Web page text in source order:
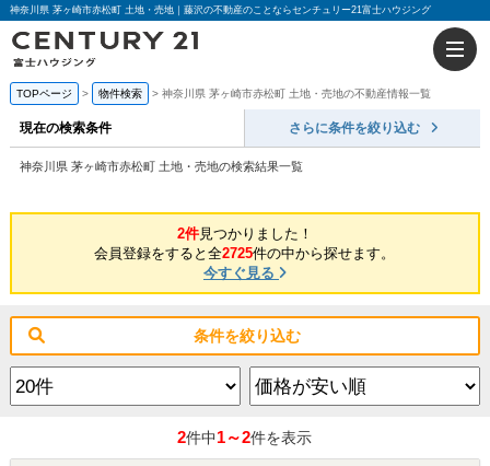
神奈川県 茅ヶ崎市赤松町 土地・売地｜藤沢の不動産のことならセンチュリー21富士ハウジング
TOPページ 物件検索 神奈川県 茅ヶ崎市赤松町 土地・売地の不動産情報一覧
現在の検索条件 さらに条件を絞り込む
神奈川県 茅ヶ崎市赤松町 土地・売地の検索結果一覧
2件見つかりました！
会員登録をすると全2725件の中から探せます。
今すぐ見る
条件を絞り込む
2件中1～2件を表示